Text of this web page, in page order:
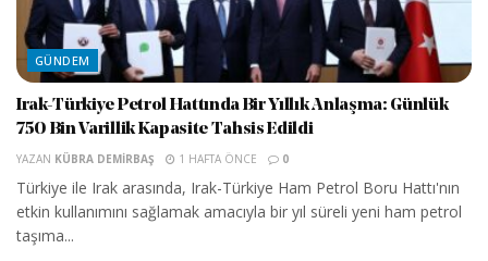
GÜNDEM
Irak-Türkiye Petrol Hattında Bir Yıllık Anlaşma: Günlük
750 Bin Varillik Kapasite Tahsis Edildi
YAZAN KÜBRA DEMIRBAŞ 1 HAFTA ÖNCE 0
Türkiye ile Irak arasında, Irak-Türkiye Ham Petrol Boru Hattı'nın
etkin kullanımını sağlamak amacıyla bir yıl süreli yeni ham petrol
taşıma...